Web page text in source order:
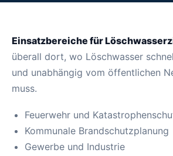
Einsatzbereiche für
überall dort, wo Löschwasser
und unabhängig vom öffentlichen
muss.
Feuerwehr und
Kommunale Brandschutzplanung
Gewerbe und Industrie